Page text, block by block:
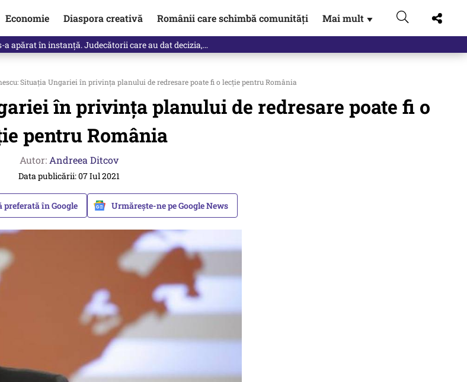
Economie Diaspora creativă Românii care schimbă comunități Mai mult ▼
de la Palatul Victoria. Verdictul lui Bogdan Chirieac
Situația Ungariei în privința planului de redresare poate fi o lecție pentru România
în privința planului de redresare poate fi o
pentru România
Autor: Andreea Ditcov
Data publicării: 07 Iul 2021
preferată în Google Urmărește-ne pe Google News